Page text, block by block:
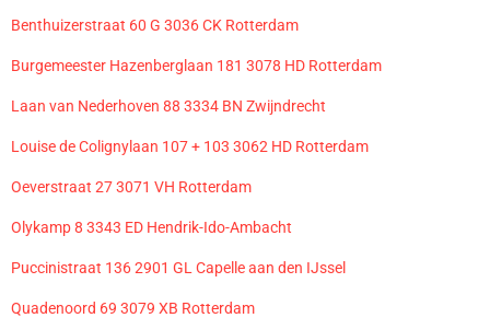
Benthuizerstraat 60 G 3036 CK Rotterdam
Burgemeester Hazenberglaan 181 3078 HD Rotterdam
Laan van Nederhoven 88 3334 BN Zwijndrecht
Louise de Colignylaan 107 + 103 3062 HD Rotterdam
Oeverstraat 27 3071 VH Rotterdam
Olykamp 8 3343 ED Hendrik-Ido-Ambacht
Puccinistraat 136 2901 GL Capelle aan den IJssel
Quadenoord 69 3079 XB Rotterdam